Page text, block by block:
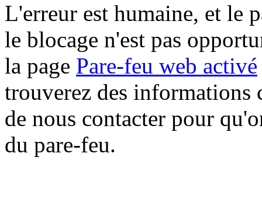
L'erreur est humaine, et le
le blocage n'est pas
la page Pare-feu web activé
trouverez des informations
de nous contacter pour
du pare-feu.